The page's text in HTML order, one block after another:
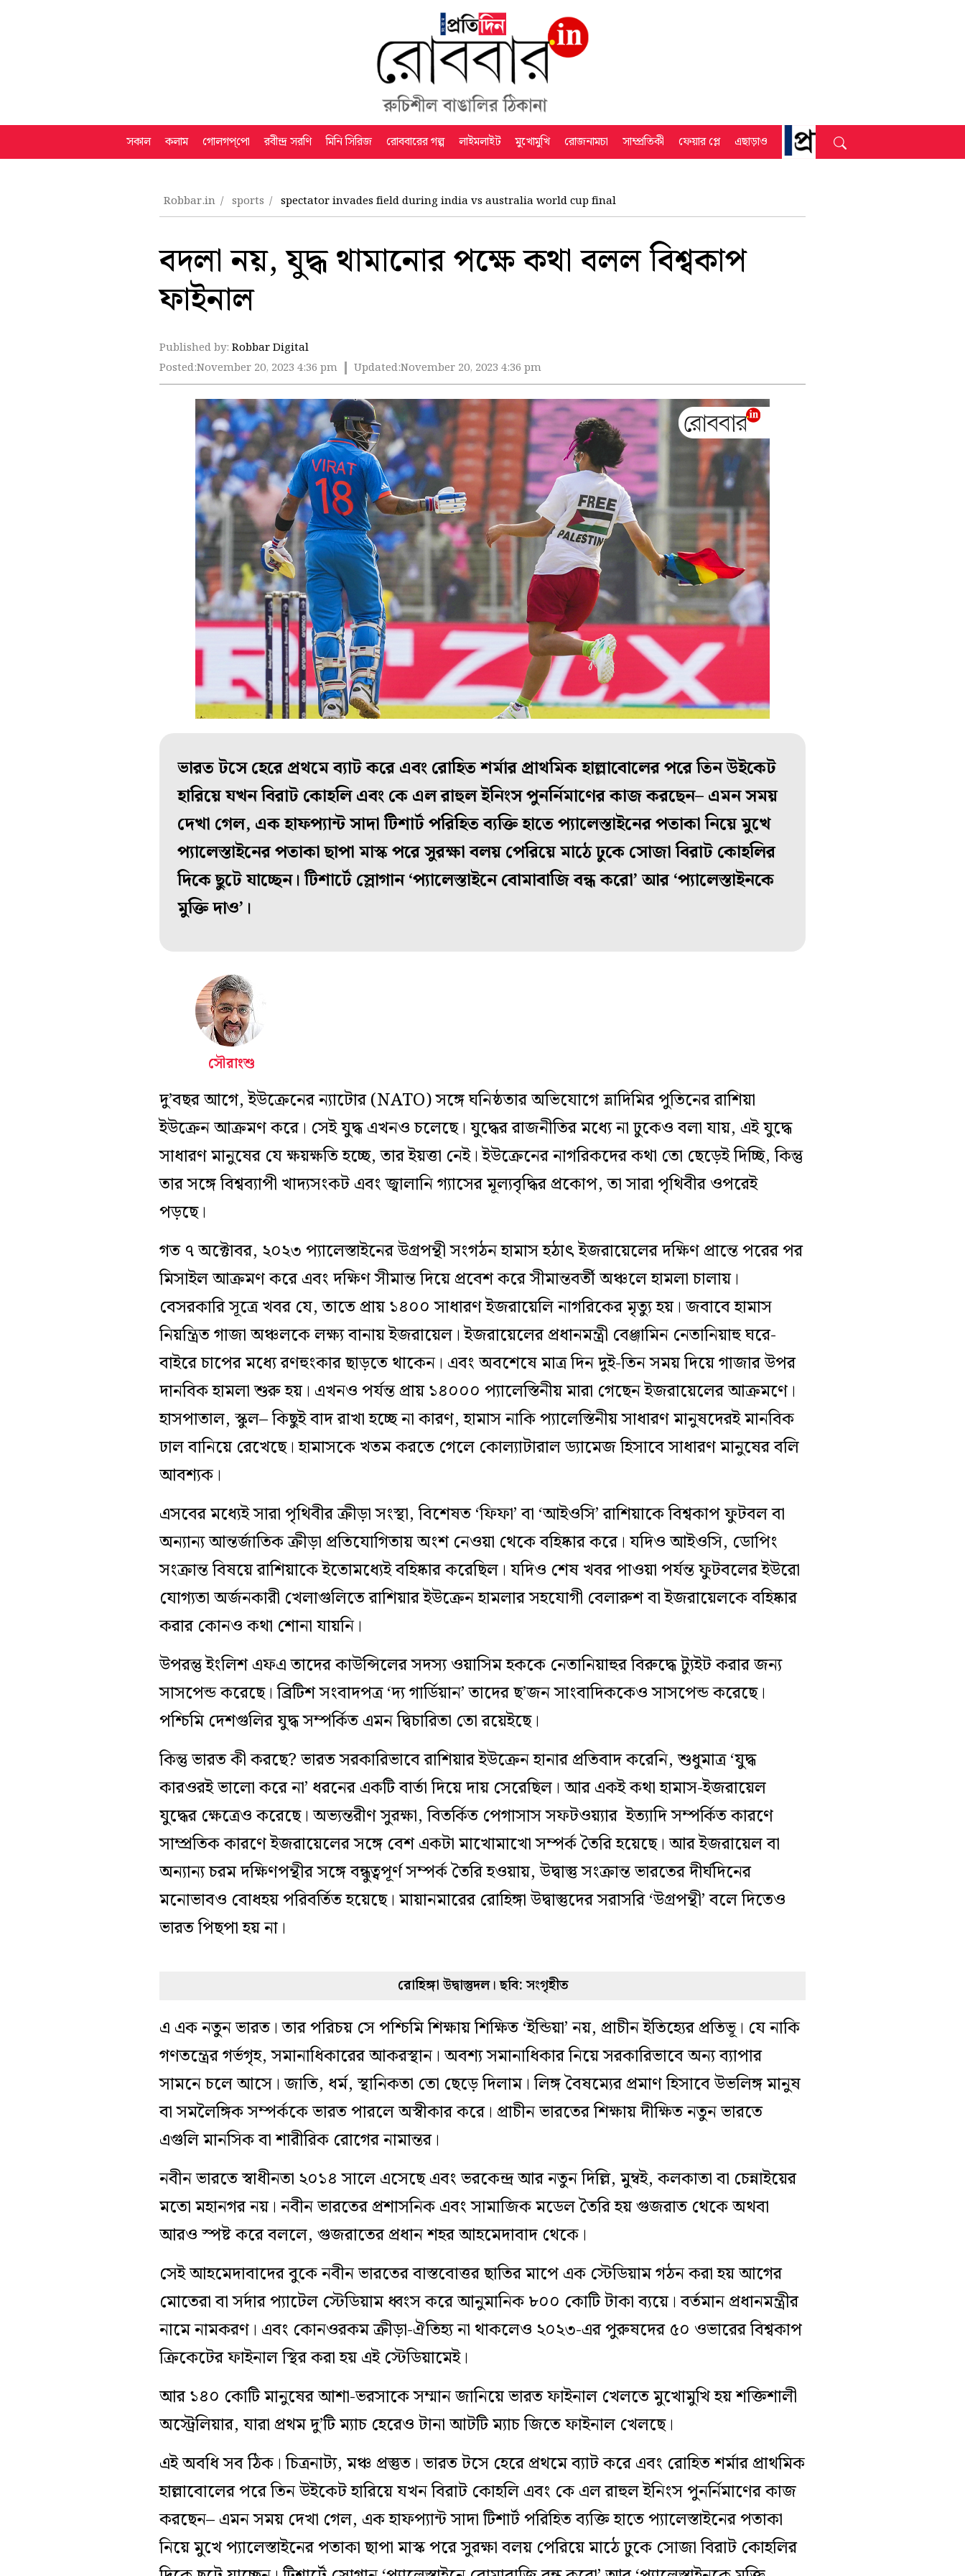
সকাল কলাম গোলগপ্‌পো রবীন্দ্র সরণি মিনি সিরিজ রোববারের গল্প লাইমলাইট মুখোমুখি রোজনামচা সাম্প্রতিকী ফেয়ার প্লে এছাড়াও
Robbar.in sports spectator invades field during india vs australia world cup final
বদলা নয়, যুদ্ধ থামানোর পক্ষে কথা বলল বিশ্বকাপ
ফাইনাল
Published by: Robbar Digital
Posted:November 20, 2023 4:36 pm Updated:November 20, 2023 4:36 pm
ভারত টসে হেরে প্রথমে ব্যাট করে এবং রোহিত শর্মার প্রাথমিক হাল্লাবোলের পরে তিন উইকেট
হারিয়ে যখন বিরাট কোহলি এবং কে এল রাহুল ইনিংস পুনর্নিমাণের কাজ করছেন– এমন সময়
দেখা গেল, এক হাফপ্যান্ট সাদা টিশার্ট পরিহিত ব্যক্তি হাতে প্যালেস্তাইনের পতাকা নিয়ে মুখে
প্যালেস্তাইনের পতাকা ছাপা মাস্ক পরে সুরক্ষা বলয় পেরিয়ে মাঠে ঢুকে সোজা বিরাট কোহলির
দিকে ছুটে যাচ্ছেন। টিশার্টে স্লোগান ‘প্যালেস্তাইনে বোমাবাজি বন্ধ করো’ আর ‘প্যালেস্তাইনকে
মুক্তি দাও’।
সৌরাংশু
দু’বছর আগে, ইউক্রেনের ন্যাটোর (NATO) সঙ্গে ঘনিষ্ঠতার অভিযোগে ভ্লাদিমির পুতিনের রাশিয়া
ইউক্রেন আক্রমণ করে। সেই যুদ্ধ এখনও চলেছে। যুদ্ধের রাজনীতির মধ্যে না ঢুকেও বলা যায়, এই যুদ্ধে
সাধারণ মানুষের যে ক্ষয়ক্ষতি হচ্ছে, তার ইয়ত্তা নেই। ইউক্রেনের নাগরিকদের কথা তো ছেড়েই দিচ্ছি, কিন্তু
তার সঙ্গে বিশ্বব্যাপী খাদ্যসংকট এবং জ্বালানি গ্যাসের মূল্যবৃদ্ধির প্রকোপ, তা সারা পৃথিবীর ওপরেই
পড়ছে।
গত ৭ অক্টোবর, ২০২৩ প্যালেস্তাইনের উগ্রপন্থী সংগঠন হামাস হঠাৎ ইজরায়েলের দক্ষিণ প্রান্তে পরের পর
মিসাইল আক্রমণ করে এবং দক্ষিণ সীমান্ত দিয়ে প্রবেশ করে সীমান্তবর্তী অঞ্চলে হামলা চালায়।
বেসরকারি সূত্রে খবর যে, তাতে প্রায় ১৪০০ সাধারণ ইজরায়েলি নাগরিকের মৃত্যু হয়। জবাবে হামাস
নিয়ন্ত্রিত গাজা অঞ্চলকে লক্ষ্য বানায় ইজরায়েল। ইজরায়েলের প্রধানমন্ত্রী বেঞ্জামিন নেতানিয়াহু ঘরে-
বাইরে চাপের মধ্যে রণহুংকার ছাড়তে থাকেন। এবং অবশেষে মাত্র দিন দুই-তিন সময় দিয়ে গাজার উপর
দানবিক হামলা শুরু হয়। এখনও পর্যন্ত প্রায় ১৪০০০ প্যালেস্তিনীয় মারা গেছেন ইজরায়েলের আক্রমণে।
হাসপাতাল, স্কুল– কিছুই বাদ রাখা হচ্ছে না কারণ, হামাস নাকি প্যালেস্তিনীয় সাধারণ মানুষদেরই মানবিক
ঢাল বানিয়ে রেখেছে। হামাসকে খতম করতে গেলে কোল্যাটারাল ড্যামেজ হিসাবে সাধারণ মানুষের বলি
আবশ্যক।
এসবের মধ্যেই সারা পৃথিবীর ক্রীড়া সংস্থা, বিশেষত ‘ফিফা’ বা ‘আইওসি’ রাশিয়াকে বিশ্বকাপ ফুটবল বা
অন্যান্য আন্তর্জাতিক ক্রীড়া প্রতিযোগিতায় অংশ নেওয়া থেকে বহিষ্কার করে। যদিও আইওসি, ডোপিং
সংক্রান্ত বিষয়ে রাশিয়াকে ইতোমধ্যেই বহিষ্কার করেছিল। যদিও শেষ খবর পাওয়া পর্যন্ত ফুটবলের ইউরো
যোগ্যতা অর্জনকারী খেলাগুলিতে রাশিয়ার ইউক্রেন হামলার সহযোগী বেলারুশ বা ইজরায়েলকে বহিষ্কার
করার কোনও কথা শোনা যায়নি।
উপরন্তু ইংলিশ এফএ তাদের কাউন্সিলের সদস্য ওয়াসিম হককে নেতানিয়াহুর বিরুদ্ধে ট্যুইট করার জন্য
সাসপেন্ড করেছে। ব্রিটিশ সংবাদপত্র ‘দ্য গার্ডিয়ান’ তাদের ছ’জন সাংবাদিককেও সাসপেন্ড করেছে।
পশ্চিমি দেশগুলির যুদ্ধ সম্পর্কিত এমন দ্বিচারিতা তো রয়েইছে।
কিন্তু ভারত কী করছে? ভারত সরকারিভাবে রাশিয়ার ইউক্রেন হানার প্রতিবাদ করেনি, শুধুমাত্র ‘যুদ্ধ
কারওরই ভালো করে না’ ধরনের একটি বার্তা দিয়ে দায় সেরেছিল। আর একই কথা হামাস-ইজরায়েল
যুদ্ধের ক্ষেত্রেও করেছে। অভ্যন্তরীণ সুরক্ষা, বিতর্কিত পেগাসাস সফটওয়্যার ইত্যাদি সম্পর্কিত কারণে
সাম্প্রতিক কারণে ইজরায়েলের সঙ্গে বেশ একটা মাখোমাখো সম্পর্ক তৈরি হয়েছে। আর ইজরায়েল বা
অন্যান্য চরম দক্ষিণপন্থীর সঙ্গে বন্ধুত্বপূর্ণ সম্পর্ক তৈরি হওয়ায়, উদ্বাস্তু সংক্রান্ত ভারতের দীর্ঘদিনের
মনোভাবও বোধহয় পরিবর্তিত হয়েছে। মায়ানমারের রোহিঙ্গা উদ্বাস্তুদের সরাসরি ‘উগ্রপন্থী’ বলে দিতেও
ভারত পিছপা হয় না।
রোহিঙ্গা উদ্বাস্তুদল। ছবি: সংগৃহীত
এ এক নতুন ভারত। তার পরিচয় সে পশ্চিমি শিক্ষায় শিক্ষিত ‘ইন্ডিয়া’ নয়, প্রাচীন ইতিহ্যের প্রতিভূ। যে নাকি
গণতন্ত্রের গর্ভগৃহ, সমানাধিকারের আকরস্থান। অবশ্য সমানাধিকার নিয়ে সরকারিভাবে অন্য ব্যাপার
সামনে চলে আসে। জাতি, ধর্ম, স্থানিকতা তো ছেড়ে দিলাম। লিঙ্গ বৈষম্যের প্রমাণ হিসাবে উভলিঙ্গ মানুষ
বা সমলৈঙ্গিক সম্পর্ককে ভারত পারলে অস্বীকার করে। প্রাচীন ভারতের শিক্ষায় দীক্ষিত নতুন ভারতে
এগুলি মানসিক বা শারীরিক রোগের নামান্তর।
নবীন ভারতে স্বাধীনতা ২০১৪ সালে এসেছে এবং ভরকেন্দ্র আর নতুন দিল্লি, মুম্বই, কলকাতা বা চেন্নাইয়ের
মতো মহানগর নয়। নবীন ভারতের প্রশাসনিক এবং সামাজিক মডেল তৈরি হয় গুজরাত থেকে অথবা
আরও স্পষ্ট করে বললে, গুজরাতের প্রধান শহর আহমেদাবাদ থেকে।
সেই আহমেদাবাদের বুকে নবীন ভারতের বাস্তবোত্তর ছাতির মাপে এক স্টেডিয়াম গঠন করা হয় আগের
মোতেরা বা সর্দার প্যাটেল স্টেডিয়াম ধ্বংস করে আনুমানিক ৮০০ কোটি টাকা ব্যয়ে। বর্তমান প্রধানমন্ত্রীর
নামে নামকরণ। এবং কোনওরকম ক্রীড়া-ঐতিহ্য না থাকলেও ২০২৩-এর পুরুষদের ৫০ ওভারের বিশ্বকাপ
ক্রিকেটের ফাইনাল স্থির করা হয় এই স্টেডিয়ামেই।
আর ১৪০ কোটি মানুষের আশা-ভরসাকে সম্মান জানিয়ে ভারত ফাইনাল খেলতে মুখোমুখি হয় শক্তিশালী
অস্ট্রেলিয়ার, যারা প্রথম দু’টি ম্যাচ হেরেও টানা আটটি ম্যাচ জিতে ফাইনাল খেলছে।
এই অবধি সব ঠিক। চিত্রনাট্য, মঞ্চ প্রস্তুত। ভারত টসে হেরে প্রথমে ব্যাট করে এবং রোহিত শর্মার প্রাথমিক
হাল্লাবোলের পরে তিন উইকেট হারিয়ে যখন বিরাট কোহলি এবং কে এল রাহুল ইনিংস পুনর্নিমাণের কাজ
করছেন– এমন সময় দেখা গেল, এক হাফপ্যান্ট সাদা টিশার্ট পরিহিত ব্যক্তি হাতে প্যালেস্তাইনের পতাকা
নিয়ে মুখে প্যালেস্তাইনের পতাকা ছাপা মাস্ক পরে সুরক্ষা বলয় পেরিয়ে মাঠে ঢুকে সোজা বিরাট কোহলির